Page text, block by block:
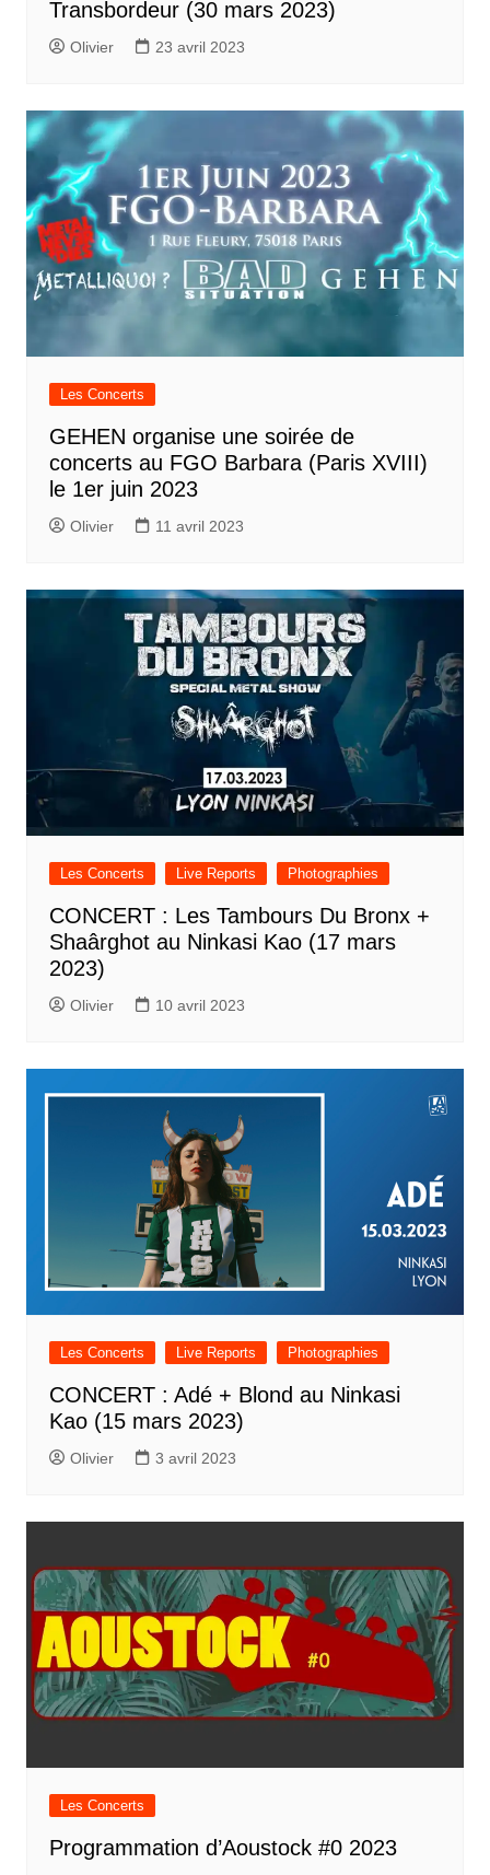
Transbordeur (30 mars 2023)
Olivier 23 avril 2023
Les Concerts
GEHEN organise une soirée de
concerts au FGO Barbara (Paris XVIII)
le 1er juin 2023
Olivier 11 avril 2023
Les Concerts Live Reports Photographies
CONCERT : Les Tambours Du Bronx +
Shaârghot au Ninkasi Kao (17 mars
2023)
Olivier 10 avril 2023
Les Concerts Live Reports Photographies
CONCERT : Adé + Blond au Ninkasi
Kao (15 mars 2023)
Olivier 3 avril 2023
Les Concerts
Programmation d’Aoustock #0 2023